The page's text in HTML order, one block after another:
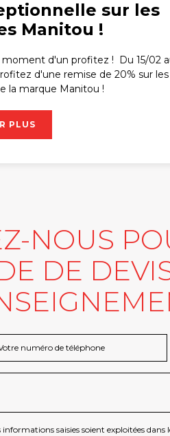
sur les
Manitou !
moment d'un profitez ! Du 15/02
d'une remise de 20% sur les
la marque Manitou !
PLUS
NOUS
DE
saisies soient exploitées dans